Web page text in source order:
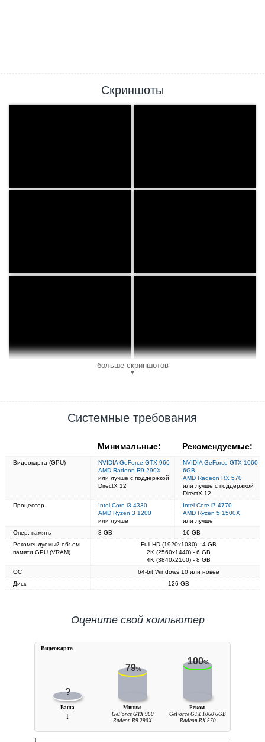
Скриншоты
больше скриншотов
▼
Системные требования
Минимальные: Рекомендуемые:
Видеокарта (GPU)
NVIDIA GeForce GTX 960
AMD Radeon R9 290X
или лучше с поддержкой
DirectX 12
NVIDIA GeForce GTX 1060
6GB
AMD Radeon RX 570
или лучше с поддержкой
DirectX 12
Процессор
Intel Core i3-4330
AMD Ryzen 3 1200
или лучше
Intel Core i7-4770
AMD Ryzen 5 1500X
или лучше
Опер. память
8 GB
16 GB
Рекомендуемый объем
памяти GPU (VRAM)
Full HD (1920x1080) - 4 GB
2K (2560x1440) - 6 GB
4K (3840x2160) - 8 GB
ОС
64-bit Windows 10 или новее
Диск
126 GB
Оцените свой компьютер
?
79%
100%
Ваша
↓
Миним.
GeForce GTX 960
Radeon R9 290X
Реком.
GeForce GTX 1060 6GB
Radeon RX 570
Видеокарта